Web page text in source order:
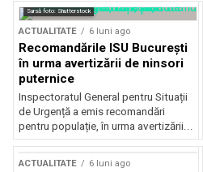
Sursă foto: Shutterstock
ACTUALITATE 6 luni ago
Recomandările ISU București
în urma avertizării de ninsori
puternice
Inspectoratul General pentru Situații
de Urgență a emis recomandări
pentru populație, în urma avertizării...
ACTUALITATE 6 luni ago